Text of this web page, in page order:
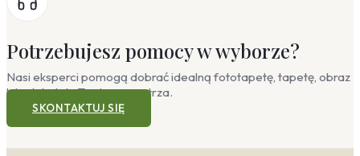
Potrzebujesz pomocy w wyborze?
Nasi eksperci pomogą dobrać idealną fototapetę, tapetę, obraz
lub plakat do Twojego wnętrza.
SKONTAKTUJ SIĘ